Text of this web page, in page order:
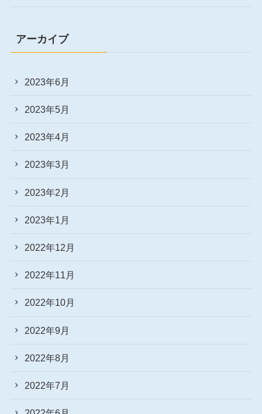
アーカイブ
2023年6月
2023年5月
2023年4月
2023年3月
2023年2月
2023年1月
2022年12月
2022年11月
2022年10月
2022年9月
2022年8月
2022年7月